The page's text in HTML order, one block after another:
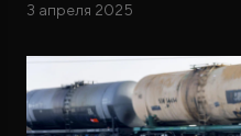
3 апреля 2025